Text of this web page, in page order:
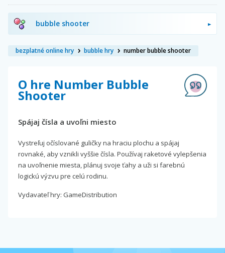
bubble shooter
bezplatné online hry bubble hry number bubble shooter
O hre Number Bubble
Shooter
Spájaj čísla a uvoľni miesto
Vystreľuj očíslované guličky na hraciu plochu a spájaj
rovnaké, aby vznikli vyššie čísla. Používaj raketové vylepšenia
na uvoľnenie miesta, plánuj svoje ťahy a uži si farebnú
logickú výzvu pre celú rodinu.
Vydavateľ hry: GameDistribution